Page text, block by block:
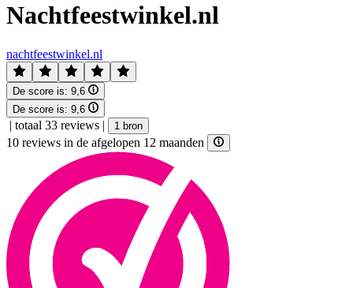
Nachtfeestwinkel.nl
nachtfeestwinkel.nl
De score is: 9,6
De score is: 9,6
| totaal 33 reviews | 1 bron
10 reviews in de afgelopen 12 maanden